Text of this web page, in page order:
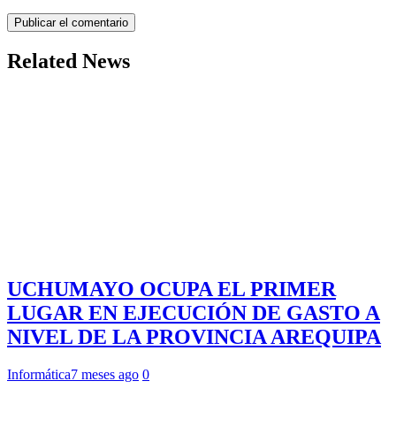
Related News
UCHUMAYO OCUPA EL PRIMER
LUGAR EN EJECUCIÓN DE GASTO A
NIVEL DE LA PROVINCIA AREQUIPA
Informática7 meses ago 0